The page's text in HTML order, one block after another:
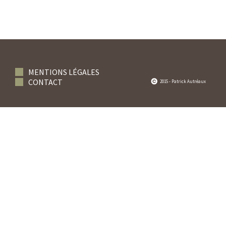
2015 - Patrick Autréaux
MENTIONS LÉGALES
CONTACT